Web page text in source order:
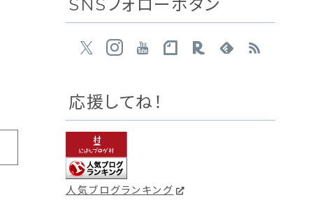
SNSフォローボタン
応援してね！
人気ブログランキング